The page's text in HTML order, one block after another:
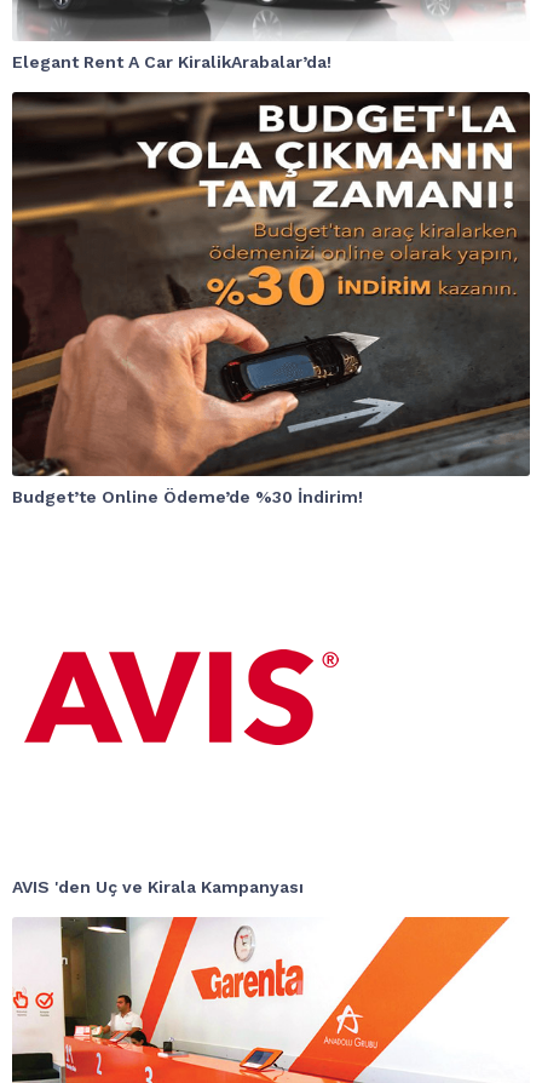
Elegant Rent A Car KiralikArabalar’da!
Budget’te Online Ödeme’de %30 İndirim!
AVIS 'den Uç ve Kirala Kampanyası